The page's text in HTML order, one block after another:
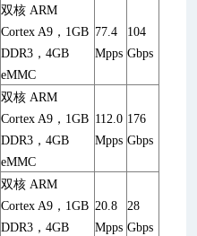
双核 ARM
Cortex A9，1GB
DDR3，4GB
eMMC
77.4
Mpps
104
Gbps
双核 ARM
Cortex A9，1GB
DDR3，4GB
eMMC
112.0
Mpps
176
Gbps
双核 ARM
Cortex A9，1GB
DDR3，4GB
20.8
Mpps
28
Gbps